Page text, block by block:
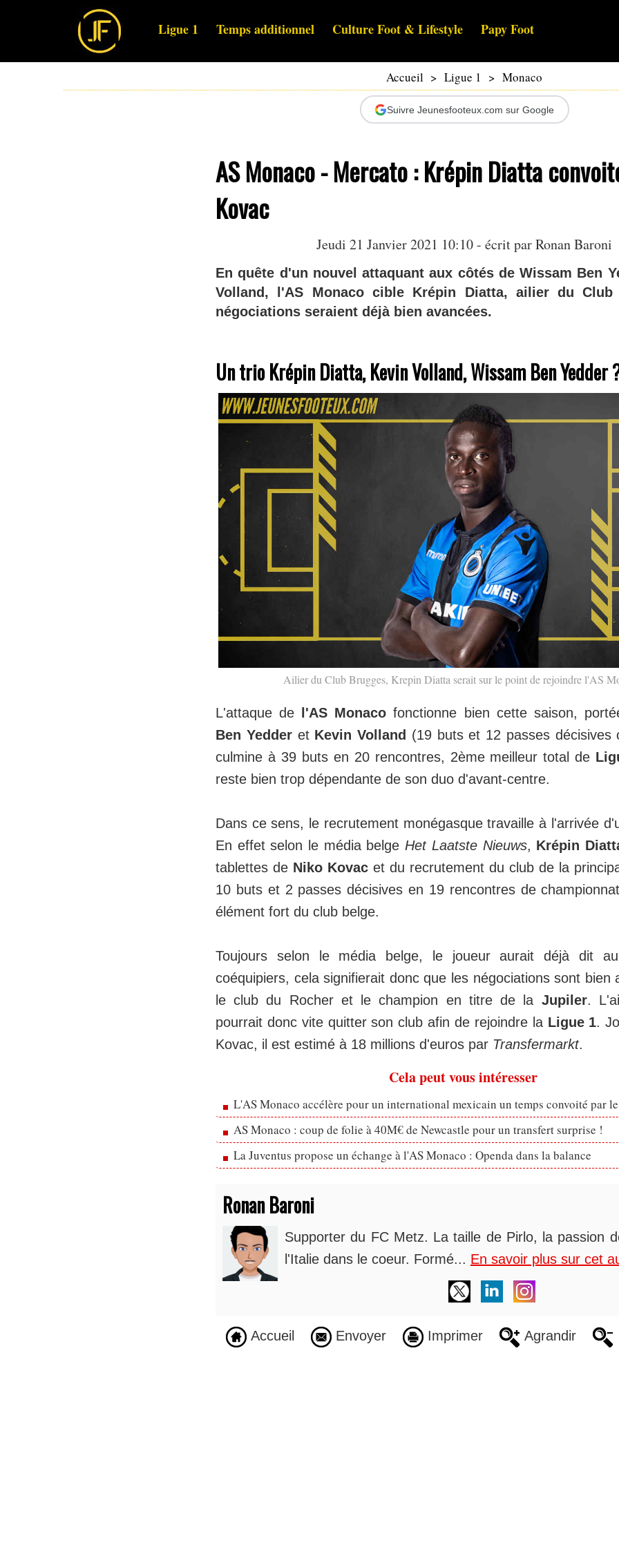
Ligue 1 Temps additionnel Culture Foot & Lifestyle Papy Foot
Accueil > Ligue 1 > Monaco
Suivre Jeunesfooteux.com sur Google
AS Monaco - Mercato : Krépin Diatta
Kovac
Jeudi 21 Janvier 2021 10:10 - écrit parRonan Baroni
En quête d'un nouvel attaquant aux côtés de Wissam Ben
Volland, l'AS Monaco cible Krépin Diatta, ailier du Club
négociations seraient déjà bien avancées.
Un trio Krépin Diatta, Kevin Volland, Wissam Ben Yedder
Ailier du Club Brugges, Krepin Diatta serait sur le point de rejoindre l'AS
L'attaque de l'AS Monaco fonctionne bien cette saison,
Ben Yedderet Kevin Volland (19 buts et 12 passes décisives
culmine à 39 buts en 20 rencontres, 2ème meilleur total de
reste bien trop dépendante de son duo d'avant-centre.
Dans ce sens, le recrutement monégasque travaille à l'arrivée
En effet selon le média belge Het Laatste Nieuws, Krépin
tablettes de Niko Kovac et du recrutement du club de la
10 buts et 2 passes décisives en 19 rencontres de
élément fort du club belge.
Toujours selon le média belge, le joueur aurait déjà dit
coéquipiers, cela signifierait donc que les négociations sont bien
le club du Rocher et le champion en titre de la Jupiler.
pourrait donc vite quitter son club afin de rejoindre la Ligue 1.
Kovac, il est estimé à 18 millions d'euros par Transfermarkt.
Cela peut vous intéresser
L'AS Monaco accélère pour un international mexicain un temps convoité par
AS Monaco : coup de folie à 40M€ de Newcastle pour un transfert surprise !
La Juventus propose un échange à l'AS Monaco : Openda dans la balance
Ronan Baroni
Supporter du FC Metz. La taille de Pirlo, la passion
l'Italie dans le coeur. Formé... En savoir plus sur cet
Accueil Envoyer Imprimer Agrandir